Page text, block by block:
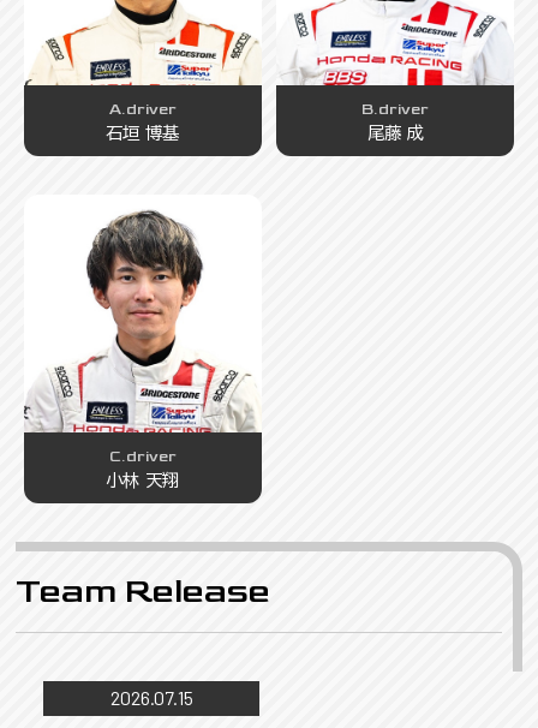
A.driver
石垣 博基
B.driver
尾藤 成
C.driver
小林 天翔
Team Release
2026.07.15